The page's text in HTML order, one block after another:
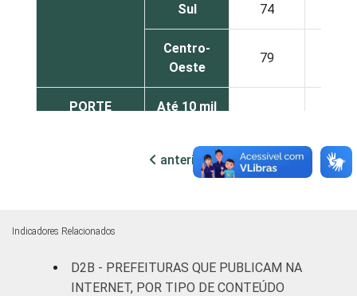
Sul 74
Centro-
Oeste
79
PORTE
Até 10 mil
Mais de 10
Mais de
100 mil
anterior próxima
Indicadores Relacionados
D2B - PREFEITURAS QUE PUBLICAM NA
INTERNET, POR TIPO DE CONTEÚDO